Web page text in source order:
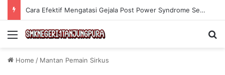
Cara Efektif Mengatasi Gejala Post Power Syndrome Setelah Pensiun Kerja
Menu
Home / Mantan Pemain Sirkus